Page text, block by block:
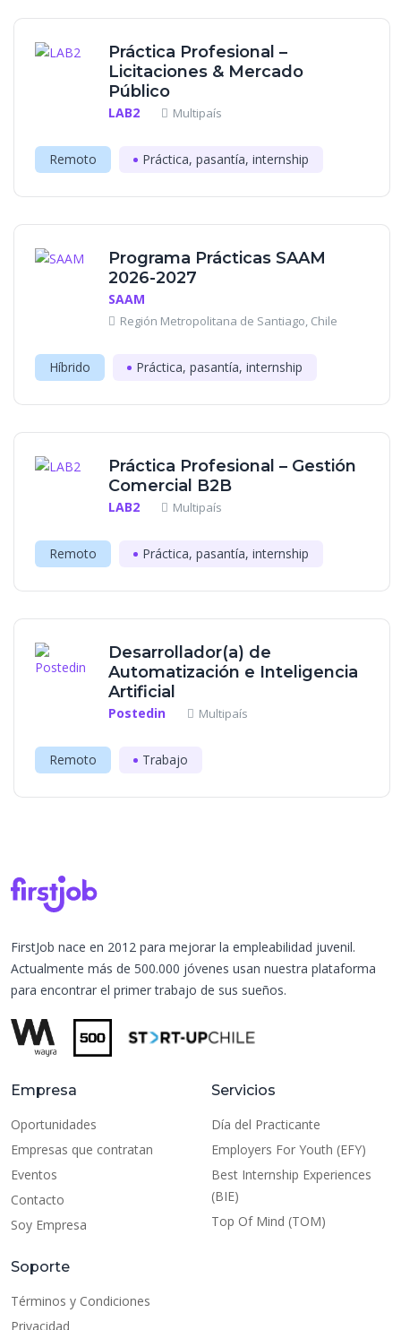
Práctica Profesional –
Licitaciones & Mercado
Público
LAB2 Multipaís
Remoto Práctica, pasantía, internship
Programa Prácticas SAAM
2026-2027
SAAM
Región Metropolitana de Santiago, Chile
Híbrido Práctica, pasantía, internship
Práctica Profesional – Gestión
Comercial B2B
LAB2 Multipaís
Remoto Práctica, pasantía, internship
Desarrollador(a) de
Automatización e Inteligencia
Artificial
Postedin Multipaís
Remoto Trabajo
FirstJob nace en 2012 para mejorar la empleabilidad juvenil.
Actualmente más de 500.000 jóvenes usan nuestra plataforma
para encontrar el primer trabajo de sus sueños.
Empresa
Oportunidades
Empresas que contratan
Eventos
Contacto
Soy Empresa
Servicios
Día del Practicante
Employers For Youth (EFY)
Best Internship Experiences
(BIE)
Top Of Mind (TOM)
Soporte
Términos y Condiciones
Privacidad